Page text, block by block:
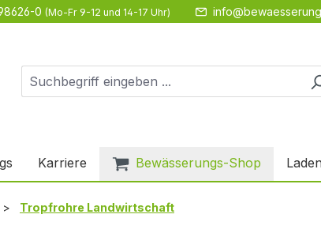
0 (Mo-Fr 9-12 und 14-17 Uhr)
Karriere Bewässerungs-Shop
Tropfrohre Landwirtschaft